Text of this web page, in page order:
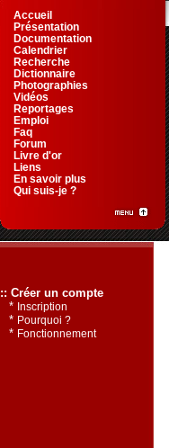
Accueil
Présentation
Documentation
Calendrier
Recherche
Dictionnaire
Photographies
Vidéos
Reportages
Emploi
Faq
Forum
Livre d'or
Liens
En savoir plus
Qui suis-je ?
:: Créer un compte
* Inscription
* Pourquoi ?
* Fonctionnement